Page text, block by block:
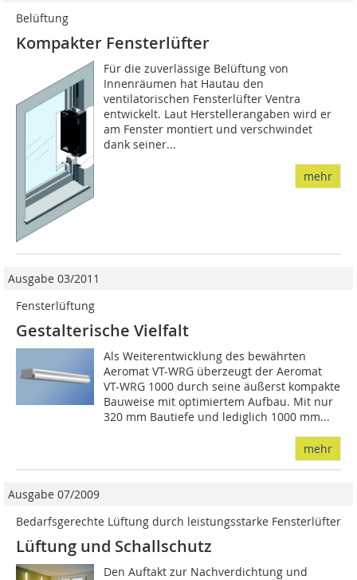
Belüftung
Kompakter Fensterlüfter
Für die zuverlässige Belüftung von
Innenräumen hat Hautau den
ventilatorischen Fensterlüfter Ventra
entwickelt. Laut Herstellerangaben wird er
am Fenster montiert und verschwindet
dank seiner...
mehr
Ausgabe 03/2011
Fensterlüftung
Gestalterische Vielfalt
Als Weiterentwicklung des bewährten
Aeromat VT-WRG überzeugt der Aeromat
VT-WRG 1000 durch seine äußerst kompakte
Bauweise mit optimiertem Aufbau. Mit nur
320 mm Bautiefe und lediglich 1000 mm...
mehr
Ausgabe 07/2009
Bedarfsgerechte Lüftung durch leistungsstarke Fensterlüfter
Lüftung und Schallschutz
Den Auftakt zur Nachverdichtung und